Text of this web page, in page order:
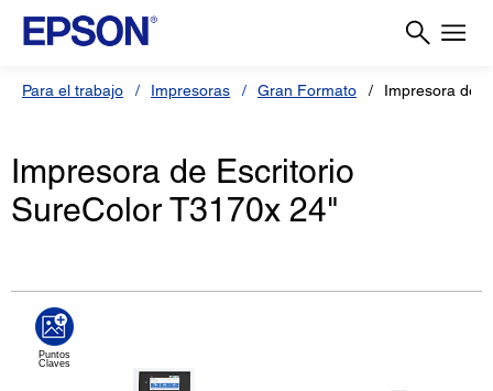
Para el trabajo Impresoras Gran Formato Impresora de
Impresora de Escritorio
SureColor T3170x 24"